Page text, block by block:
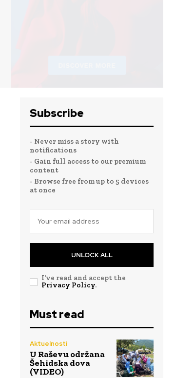
Subscribe
- Never miss a story with
notifications
- Gain full access to our premium
content
- Browse free from up to 5 devices
at once
UNLOCK ALL
I've read and accept the
Privacy Policy.
Must read
Aktuelnosti
U Raševu održana
Šehidska dova
(VIDEO)